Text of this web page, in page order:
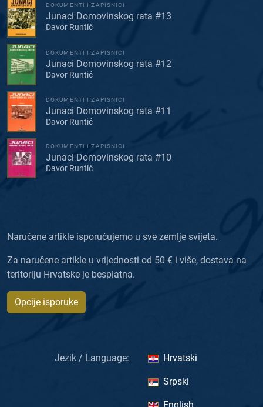
DOKUMENTI I ZAPISNICI
Junaci Domovinskog rata #13
Davor Runtić
DOKUMENTI I ZAPISNICI
Junaci Domovinskog rata #12
Davor Runtić
DOKUMENTI I ZAPISNICI
Junaci Domovinskog rata #11
Davor Runtić
DOKUMENTI I ZAPISNICI
Junaci Domovinskog rata #10
Davor Runtić
Naručene artikle isporučujemo u sve zemlje svijeta.
Za naručene artikle u vrijednosti od 50 € i više, dostava na
teritoriju Hrvatske je besplatna.
Opcije isporuke
Jezik / Language: Hrvatski
Srpski